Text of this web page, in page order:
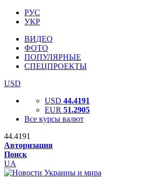
РУС
УКР
ВИДЕО
ФОТО
ПОПУЛЯРНЫЕ
СПЕЦПРОЕКТЫ
USD
USD 44.4191
EUR 51.2905
Все курсы валют
44.4191
Авторизация
Поиск
UA